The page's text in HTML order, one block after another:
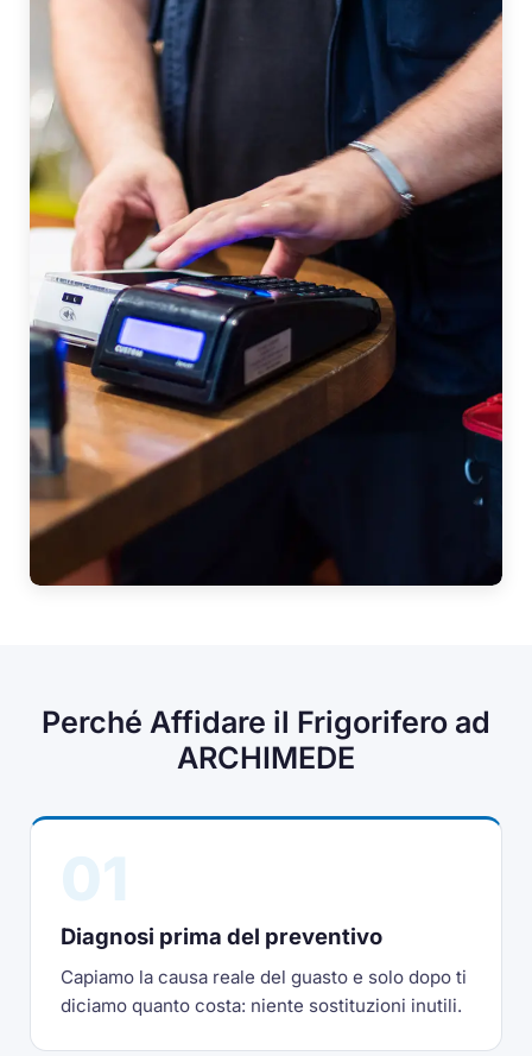
Perché Affidare il Frigorifero ad
ARCHIMEDE
Diagnosi prima del preventivo
Capiamo la causa reale del guasto e solo dopo ti
diciamo quanto costa: niente sostituzioni inutili.